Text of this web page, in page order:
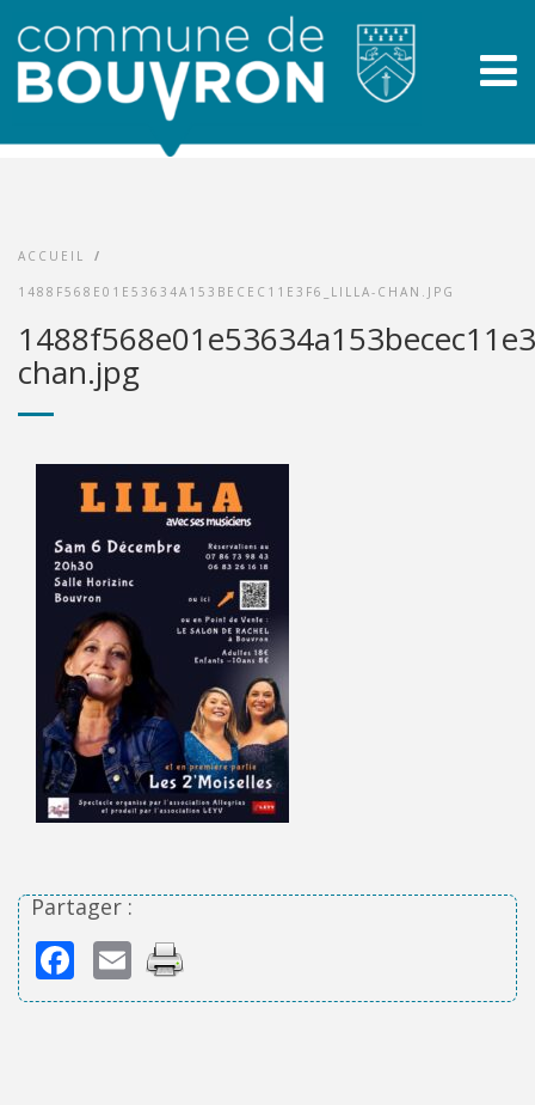
ACCUEIL /
1488F568E01E53634A153BECEC11E3F6_LILLA-CHAN.JPG
chan.jpg
Partager :
Facebook
Email